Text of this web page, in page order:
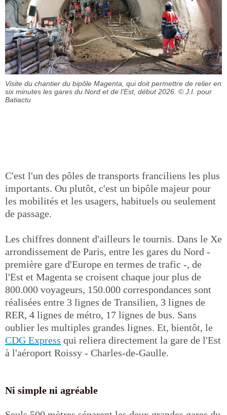
Visite du chantier du bipôle Magenta, qui doit permettre de relier en
six minutes les gares du Nord et de l'Est, début 2026. © J.I. pour
Batiactu
C'est l'un des pôles de transports franciliens les plus
importants. Ou plutôt, c'est un bipôle majeur pour
les mobilités et les usagers, habituels ou seulement
de passage.
Les chiffres donnent d'ailleurs le tournis. Dans le Xe
arrondissement de Paris, entre les gares du Nord -
première gare d'Europe en termes de trafic -, de
l'Est et Magenta se croisent chaque jour plus de
800.000 voyageurs, 150.000 correspondances sont
réalisées entre 3 lignes de Transilien, 3 lignes de
RER, 4 lignes de métro, 17 lignes de bus. Sans
oublier les multiples grandes lignes. Et, bientôt, le
CDG Express qui reliera directement la gare de l'Est
à l'aéroport Roissy - Charles-de-Gaulle.
Ni simple ni agréable